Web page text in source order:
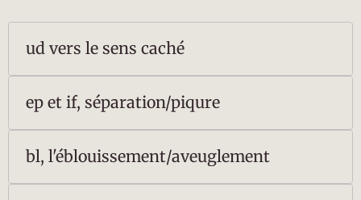
ud vers le sens caché
ep et if, séparation/piqure
bl, l'éblouissement/aveuglement